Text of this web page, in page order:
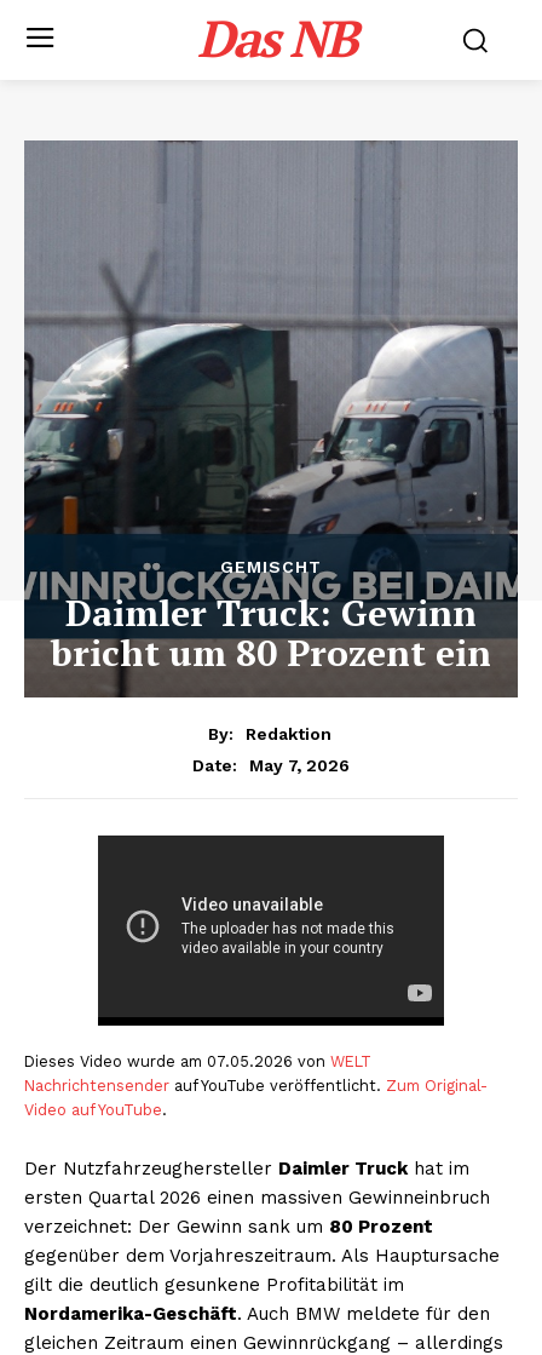
Das NB
GEMISCHT
Daimler Truck: Gewinn
bricht um 80 Prozent ein
By:
Redaktion
Date:
May 7, 2026
Dieses Video wurde am 07.05.2026 von WELT
Nachrichtensender auf YouTube veröffentlicht. Zum Original-
Video auf YouTube.
Der Nutzfahrzeughersteller Daimler Truckhat im
ersten Quartal 2026 einen massiven Gewinneinbruch
verzeichnet: Der Gewinn sank um 80 Prozent
gegenüber dem Vorjahreszeitraum. Als Hauptursache
gilt die deutlich gesunkene Profitabilität im
Nordamerika-Geschäft. Auch BMW meldete für den
gleichen Zeitraum einen Gewinnrückgang – allerdings